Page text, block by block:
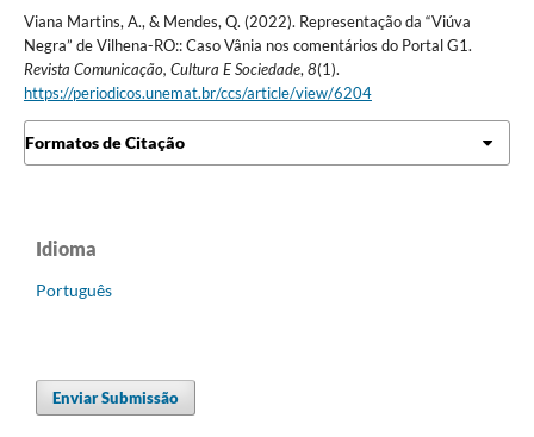
Viana Martins, A., & Mendes, Q. (2022). Representação da “Viúva
Negra” de Vilhena-RO:: Caso Vânia nos comentários do Portal G1.
Revista Comunicação, Cultura E Sociedade, 8(1).
https://periodicos.unemat.br/ccs/article/view/6204
Formatos de Citação
Idioma
Português
Enviar Submissão